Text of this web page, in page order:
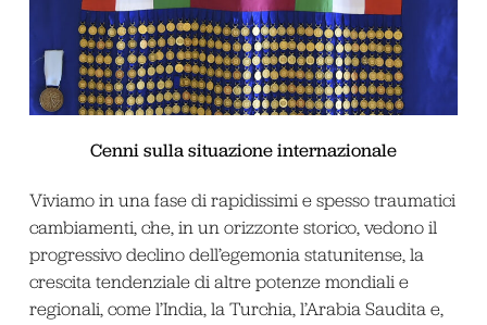
Cenni sulla situazione internazionale
Viviamo in una fase di rapidissimi e spesso traumatici
cambiamenti, che, in un orizzonte storico, vedono il
progressivo declino dell’egemonia statunitense, la
crescita tendenziale di altre potenze mondiali e
regionali, come l’India, la Turchia, l’Arabia Saudita e,